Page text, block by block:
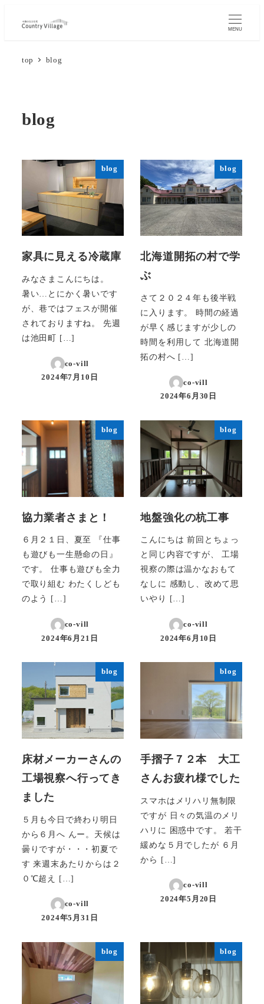
MENU
top blog
blog
blog
家具に見える冷蔵庫
みなさまこんにちは。
暑い…とにかく暑いです
が、巷ではフェスが開催
されておりますね。 先週
は池田町 […]
co-vill
投稿日
2024年7月10日
blog
北海道開拓の村で学
ぶ
さて２０２４年も後半戦
に入ります。 時間の経過
が早く感じますが少しの
時間を利用して 北海道開
拓の村へ […]
co-vill
投稿日
2024年6月30日
blog
協力業者さまと！
６月２１日、夏至 『仕事
も遊びも一生懸命の日』
です。 仕事も遊びも全力
で取り組む わたくしども
のよう […]
co-vill
投稿日
2024年6月21日
blog
地盤強化の杭工事
こんにちは 前回とちょっ
と同じ内容ですが、 工場
視察の際は温かなおもて
なしに 感動し、改めて思
いやり […]
co-vill
投稿日
2024年6月10日
blog
床材メーカーさんの
工場視察へ行ってき
ました
５月も今日で終わり明日
から６月へ んー。天候は
曇りですが・・・初夏で
す 来週末あたりからは２
０℃超え […]
co-vill
投稿日
2024年5月31日
blog
手摺子７２本 大工
さんお疲れ様でした
スマホはメリハリ無制限
ですが 日々の気温のメリ
ハリに 困惑中です。 若干
緩めな５月でしたが ６月
から […]
co-vill
投稿日
2024年5月20日
blog blog